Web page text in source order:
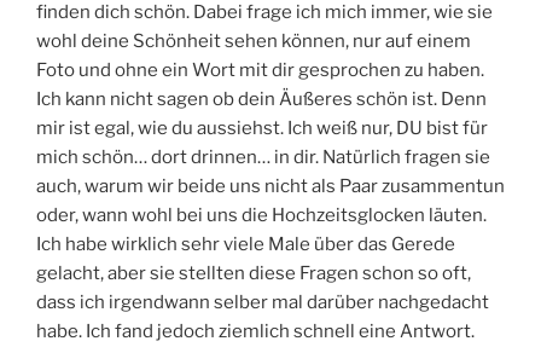
finden dich schön. Dabei frage ich mich immer, wie sie
wohl deine Schönheit sehen können, nur auf einem
Foto und ohne ein Wort mit dir gesprochen zu haben.
Ich kann nicht sagen ob dein Äußeres schön ist. Denn
mir ist egal, wie du aussiehst. Ich weiß nur, DU bist für
mich schön… dort drinnen… in dir. Natürlich fragen sie
auch, warum wir beide uns nicht als Paar zusammentun
oder, wann wohl bei uns die Hochzeitsglocken läuten.
Ich habe wirklich sehr viele Male über das Gerede
gelacht, aber sie stellten diese Fragen schon so oft,
dass ich irgendwann selber mal darüber nachgedacht
habe. Ich fand jedoch ziemlich schnell eine Antwort.